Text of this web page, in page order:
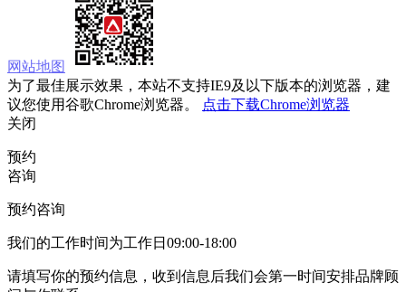
网站地图
为了最佳展示效果，本站不支持IE9及以下版本的浏览器，建
议您使用谷歌Chrome浏览器。
点击下载Chrome浏览器
关闭
预约
咨询
预约咨询
我们的工作时间为工作日09:00-18:00
请填写你的预约信息，收到信息后我们会第一时间安排品牌顾